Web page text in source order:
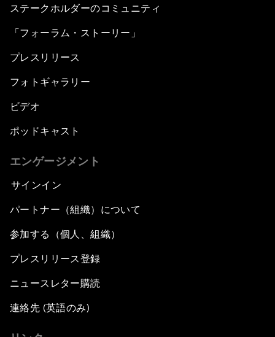
ステークホルダーのコミュニティ
「フォーラム・ストーリー」
プレスリリース
フォトギャラリー
ビデオ
ポッドキャスト
エンゲージメント
サインイン
パートナー（組織）について
参加する（個人、組織）
プレスリリース登録
ニュースレター購読
連絡先 (英語のみ)